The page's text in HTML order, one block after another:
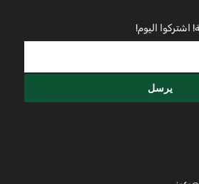
اشتركوا اليوم!
يرسل